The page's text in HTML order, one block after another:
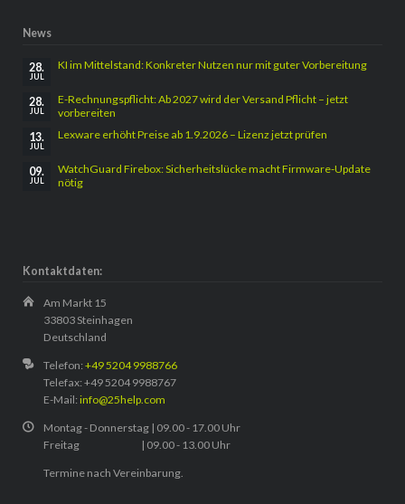
News
28.
JUL
KI im Mittelstand: Konkreter Nutzen nur mit guter Vorbereitung
28.
JUL
E-Rechnungspflicht: Ab 2027 wird der Versand Pflicht – jetzt
vorbereiten
13.
JUL
Lexware erhöht Preise ab 1.9.2026 – Lizenz jetzt prüfen
09.
JUL
WatchGuard Firebox: Sicherheitslücke macht Firmware-Update
nötig
Kontaktdaten:
Am Markt 15
33803 Steinhagen
Deutschland
Telefon: +49 5204 9988766
Telefax: +49 5204 9988767
E-Mail: info@25help.com
Montag - Donnerstag | 09.00 - 17.00 Uhr
Freitag | 09.00 - 13.00 Uhr
Termine nach Vereinbarung.